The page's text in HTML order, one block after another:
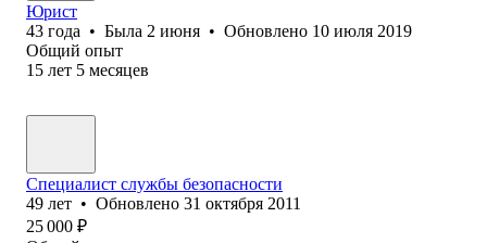
Юрист
43 года • Была 2 июня • Обновлено 10 июля 2019
Общий опыт
15 лет 5 месяцев
Специалист службы безопасности
49 лет • Обновлено 31 октября 2011
25 000 ₽